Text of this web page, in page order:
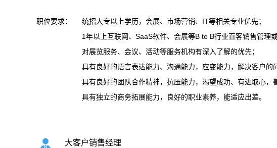
职位要求：
统招大专以上学历，会展、市场营销、IT等相关专业优先；
1年以上互联网、SaaS软件、会展等B to B行业直客销售管理
对展览服务、会议、活动等服务机构有深入了解的优先；
具有良好的语言表达能力、沟通能力，应变能力，解决客户的
具有良好的团队合作精神，抗压能力，渴望成功、有进取心，
具有独立的商务拓展能力，良好的职业素养，能适应出差。
大客户销售经理